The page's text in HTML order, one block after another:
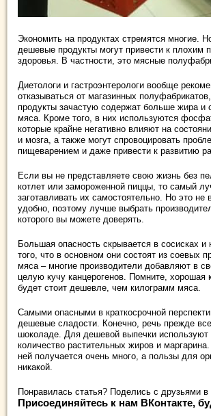
Экономить на продуктах стремятся многие.
дешевые продукты могут привести к плохим
здоровья. В частности, это мясные
Диетологи и гастроэнтерологи вообще
отказываться от магазинных
продукты зачастую содержат больше жира и
мяса. Кроме того, в них используются
которые крайне негативно влияют на
и мозга, а также могут спровоцировать
пищеварением и даже привести к развитию
Если вы не представляете свою жизнь без
котлет или замороженной пиццы, то самый
заготавливать их самостоятельно. Но это не
удобно, поэтому лучше выбрать
которого вы можете доверять.
Большая опасность скрывается в сосисках
того, что в основном они состоят из соевых
мяса – многие производители добавляют в
целую кучу канцерогенов. Помните, хорошая
будет стоит дешевле, чем килограмм мяса.
Самыми опасными в краткосрочной
дешевые сладости. Конечно, речь прежде
шоколаде. Для дешевой выпечки
количество растительных жиров и
ней получается очень много, а пользы для
никакой.
Понравилась статья? Поделись с друзьями в
Присоединяйтесь к нам ВКонтакте,